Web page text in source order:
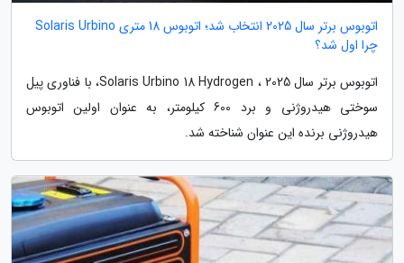
اتوبوس برتر سال 2025 انتخاب شد؛ اتوبوس 18 متری Solaris Urbino
چرا اول شد؟
اتوبوس برتر سال 2025 ، Solaris Urbino 18 Hydrogen، با فناوری پیل
سوختی هیدروژنی و برد 600 کیلومتر، به عنوان اولین اتوبوس
هیدروژنی برنده این عنوان شناخته شد.